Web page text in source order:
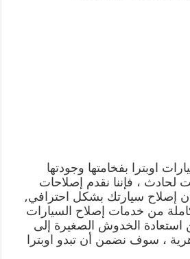
اوبترا بفخامتها وجودتها
لحادث ، فإننا نقدم إصلاحات
إصلاح سيارتك بشكل احترافي,
من خدمات إصلاح السيارات
استعادة الخدوش الصغيرة إلى
، سوف نضمن أن تبدو اوبترا